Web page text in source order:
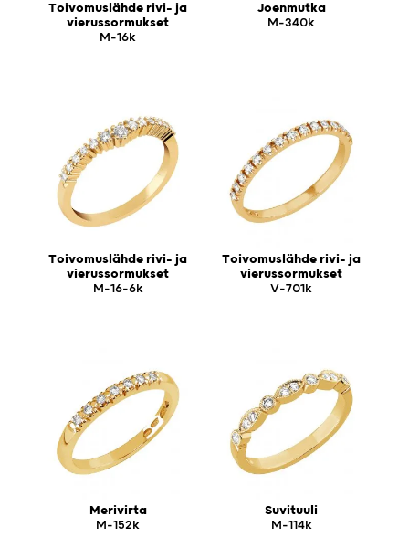
Toivomuslähde rivi- ja
vierussormukset
M-16k
Joenmutka
M-340k
Toivomuslähde rivi- ja
vierussormukset
M-16-6k
Toivomuslähde rivi- ja
vierussormukset
V-701k
Merivirta
M-152k
Suvituuli
M-114k